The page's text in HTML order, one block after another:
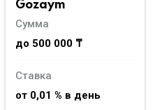
Gozaym
Сумма
до 500 000 ₸
Ставка
от 0,01 % в день